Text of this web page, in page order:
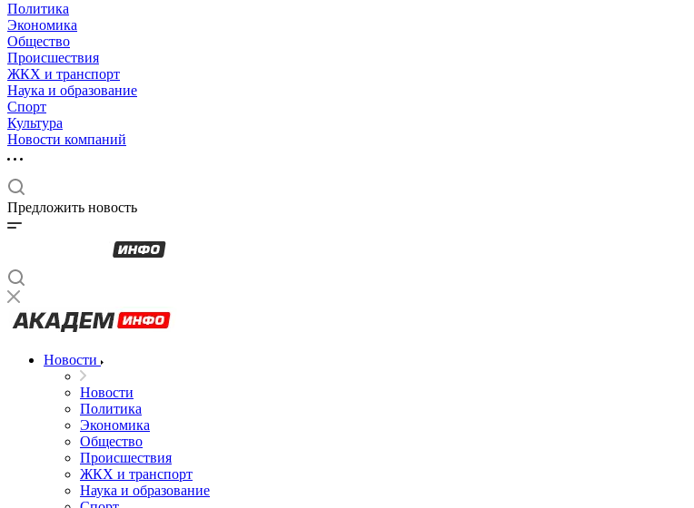
Политика
Экономика
Общество
Происшествия
ЖКХ и транспорт
Наука и образование
Спорт
Культура
Новости компаний
Предложить новость
Новости
Новости
Политика
Экономика
Общество
Происшествия
ЖКХ и транспорт
Наука и образование